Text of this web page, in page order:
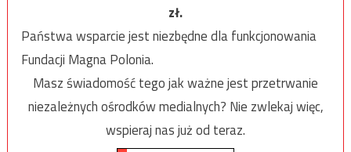
zł.
Państwa wsparcie jest niezbędne dla funkcjonowania
Fundacji Magna Polonia.
Masz świadomość tego jak ważne jest przetrwanie
niezależnych ośrodków medialnych? Nie zwlekaj więc,
wspieraj nas już od teraz.